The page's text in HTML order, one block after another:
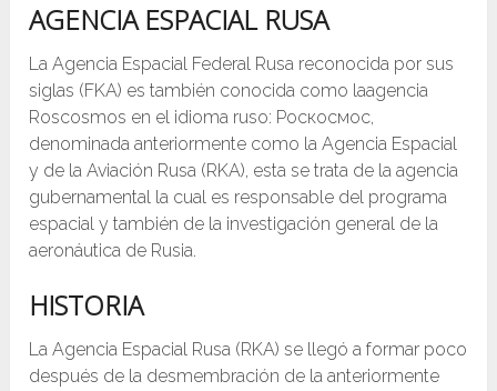
AGENCIA ESPACIAL RUSA
La Agencia Espacial Federal Rusa reconocida por sus
siglas (FKA) es también conocida como laagencia
Roscosmos en el idioma ruso: Роскосмос,
denominada anteriormente como la Agencia Espacial
y de la Aviación Rusa (RKA), esta se trata de la agencia
gubernamental la cual es responsable del programa
espacial y también de la investigación general de la
aeronáutica de Rusia.
HISTORIA
La Agencia Espacial Rusa (RKA) se llegó a formar poco
después de la desmembración de la anteriormente